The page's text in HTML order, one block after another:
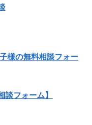
様の無料相談フォー
談フォーム】